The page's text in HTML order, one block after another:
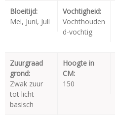
Bloeitijd:
Mei, Juni, Juli
Vochtigheid:
Vochthouden
d-vochtig
Zuurgraad
grond:
Zwak zuur
tot licht
basisch
Hoogte in
CM:
150